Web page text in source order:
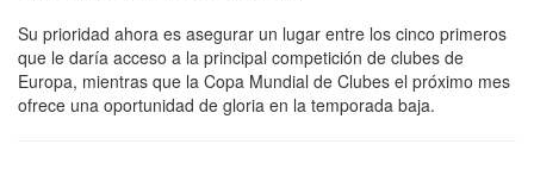
Su prioridad ahora es asegurar un lugar entre los cinco primeros
que le daría acceso a la principal competición de clubes de
Europa, mientras que la Copa Mundial de Clubes el próximo mes
ofrece una oportunidad de gloria en la temporada baja.